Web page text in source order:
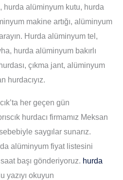
hurda alüminyum kutu, hurda
makine artığı, alüminyum
Hurda alüminyum tel,
hurda alüminyum bakırlı
çıkma jant, alüminyum
hurdacıyız.
her geçen gün
hurdacı firmamız Meksan
saygılar sunarız.
alüminyum fiyat listesini
başı gönderiyoruz. hurda
yazıyı okuyun